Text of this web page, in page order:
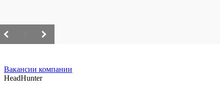
Вакансии компании
HeadHunter